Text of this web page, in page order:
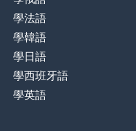
學法語
學韓語
學日語
學西班牙語
學英語